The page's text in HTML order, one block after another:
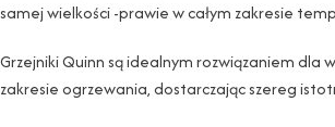
samej wielkości -prawie w całym zakresie
Grzejniki Quinn są idealnym rozwiązaniem dla
zakresie ogrzewania, dostarczając szereg